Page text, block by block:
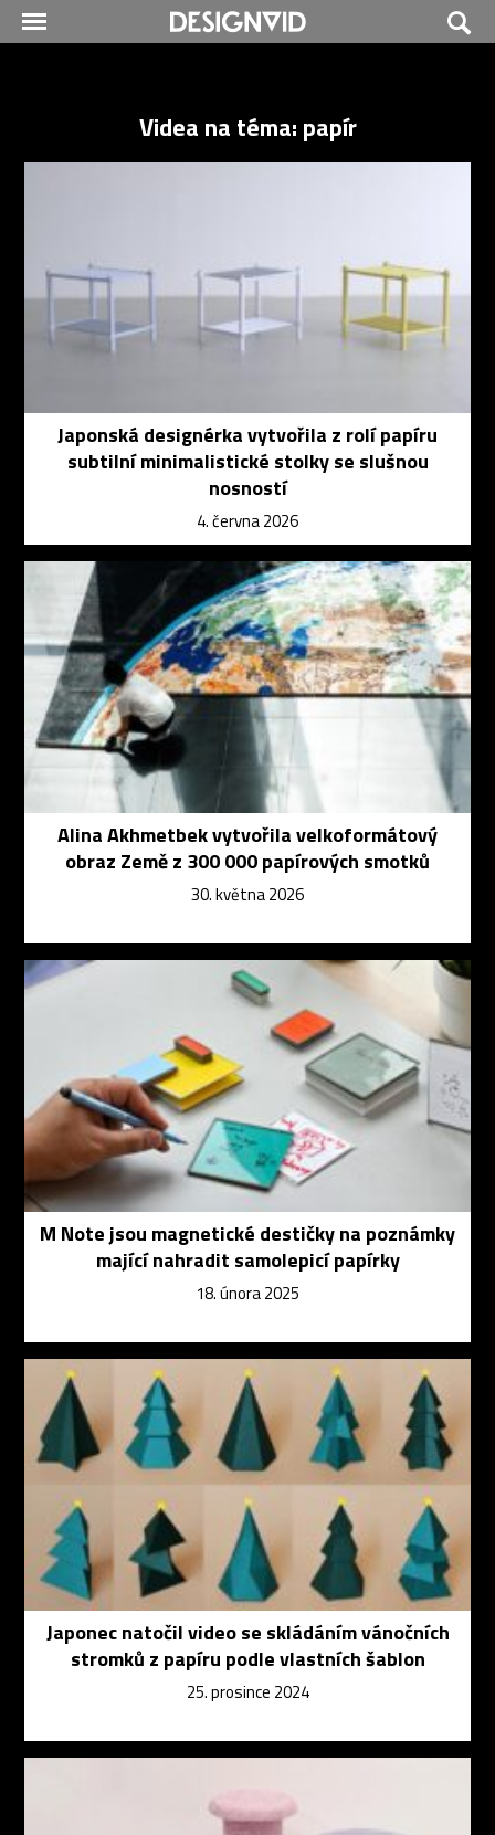
Videa na téma: papír
Japonská designérka vytvořila z rolí papíru
subtilní minimalistické stolky se slušnou
nosností
4. června 2026
Alina Akhmetbek vytvořila velkoformátový
obraz Země z 300 000 papírových smotků
30. května 2026
M Note jsou magnetické destičky na poznámky
mající nahradit samolepicí papírky
18. února 2025
Japonec natočil video se skládáním vánočních
stromků z papíru podle vlastních šablon
25. prosince 2024